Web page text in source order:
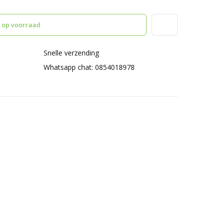
op voorraad
Snelle verzending
Whatsapp chat: 0854018978